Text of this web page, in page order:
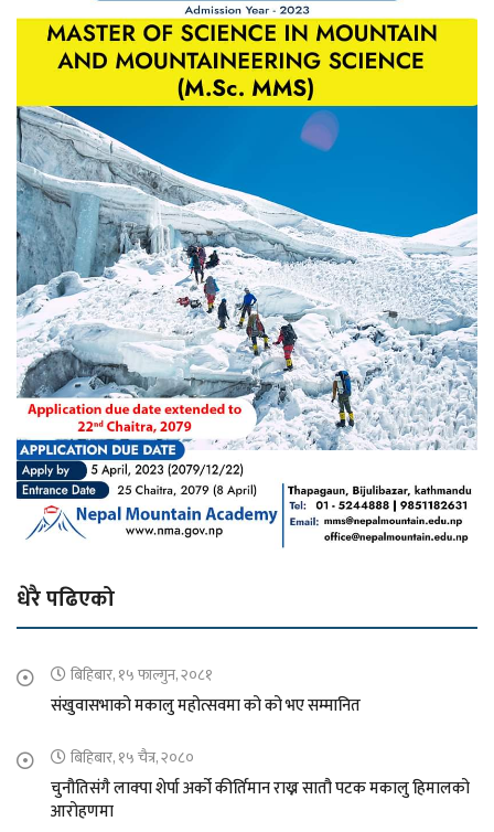
धेरै पढिएको
बिहिबार, १५ फाल्गुन, २०८१
संखुवासभाको मकालु महोत्सवमा को को भए सम्मानित
बिहिबार, १५ चैत्र, २०८०
चुनौतिसंगै लाक्पा शेर्पा अर्को कीर्तिमान राख्न सातौ पटक मकालु हिमालको
आरोहणमा